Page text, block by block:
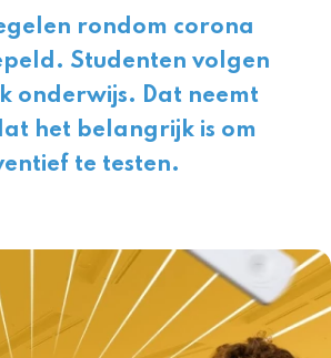
rondom corona
Studenten volgen
onderwijs. Dat neemt
het belangrijk is om
te testen.